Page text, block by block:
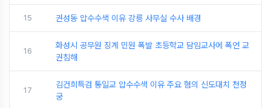
15 권성동 압수수색 이유 강릉 사무실 수사 배경
16
화성시 공무원 징계 민원 폭발 초등학교 담임교사에 폭언 교
권침해
17
김건희특검 통일교 압수수색 이유 주요 혐의 신도대치 천정
궁